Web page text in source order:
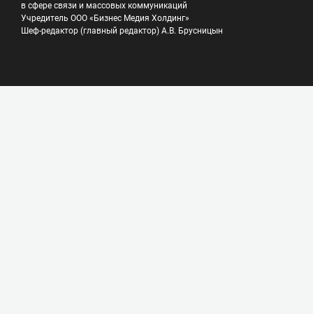
в сфере связи и массовых коммуникаций
Учредитель ООО «Бизнес Медия Холдинг»
Шеф-редактор (главный редактор) А.В. Брусницын